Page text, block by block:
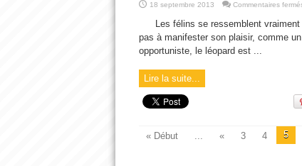
18 septembre 2013 Commentaires
Les félins se ressemblent
pas à manifester son plaisir, comme
opportuniste, le léopard est ...
Lire la suite...
« Début ... « 3 4 5